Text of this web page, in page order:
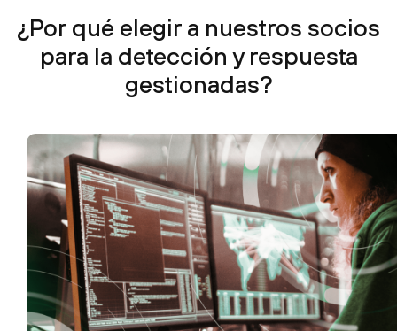
¿Por qué elegir a nuestros socios
para la detección y respuesta
gestionadas?